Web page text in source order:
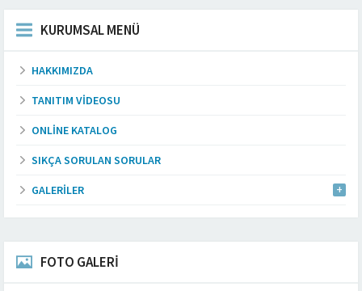
KURUMSAL MENÜ
HAKKIMIZDA
TANITIM VIDEOSU
ONLINE KATALOG
SIKÇA SORULAN SORULAR
GALERILER
FOTO GALERİ